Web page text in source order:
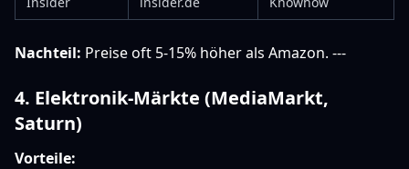
Nachteil: Preise oft 5-15% höher als Amazon. ---
4. Elektronik-Märkte (MediaMarkt,
Saturn)
Vorteile: